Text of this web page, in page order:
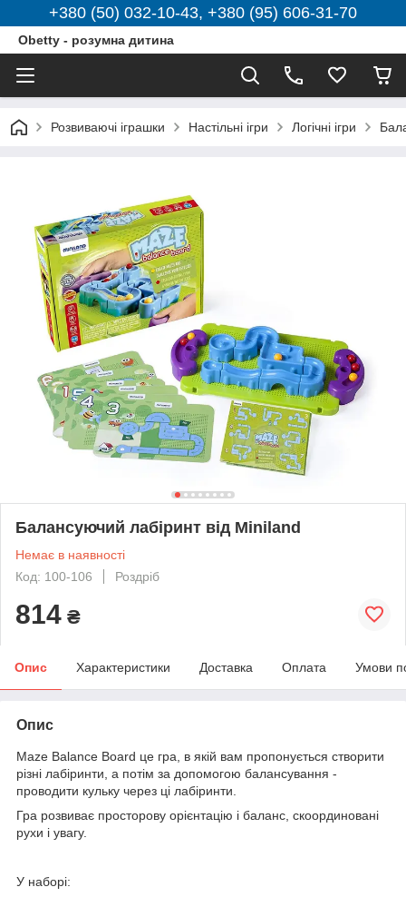
+380 (50) 032-10-43, +380 (95) 606-31-70
Obetty - розумна дитина
Розвиваючі іграшки Настільні ігри Логічні ігри
Балансуючий лабіринт від Miniland
Немає в наявності
Код: 100-106
Роздріб
814 ₴
Опис Характеристики Доставка Оплата Умови
Опис
Maze Balance Board це гра, в якій вам пропонується створити
різні лабіринти, а потім за допомогою балансування -
проводити кульку через ці лабіринти.
Гра розвиває просторову орієнтацію і баланс, скоординовані
рухи і увагу.
У наборі: